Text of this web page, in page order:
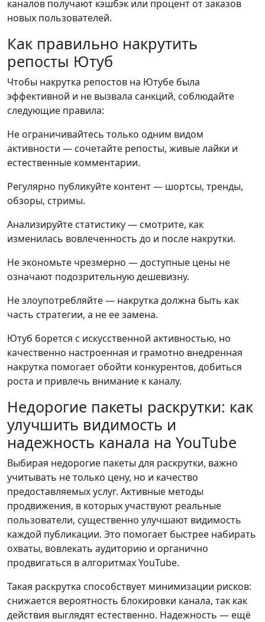
каналов получают кэшбэк или процент от заказов
новых пользователей.
Как правильно накрутить
репосты Ютуб
Чтобы накрутка репостов на Ютубе была
эффективной и не вызвала санкций, соблюдайте
следующие правила:
Не ограничивайтесь только одним видом
активности — сочетайте репосты, живые лайки и
естественные комментарии.
Регулярно публикуйте контент — шортсы, тренды,
обзоры, стримы.
Анализируйте статистику — смотрите, как
изменилась вовлеченность до и после накрутки.
Не экономьте чрезмерно — доступные цены не
означают подозрительную дешевизну.
Не злоупотребляйте — накрутка должна быть как
часть стратегии, а не ее замена.
Ютуб борется с искусственной активностью, но
качественно настроенная и грамотно внедренная
накрутка помогает обойти конкурентов, добиться
роста и привлечь внимание к каналу.
Недорогие пакеты раскрутки: как
улучшить видимость и
надежность канала на YouTube
Выбирая недорогие пакеты для раскрутки, важно
учитывать не только цену, но и качество
предоставляемых услуг. Активные методы
продвижения, в которых участвуют реальные
пользователи, существенно улучшают видимость
каждой публикации. Это помогает быстрее набирать
охваты, вовлекать аудиторию и органично
продвигаться в алгоритмах YouTube.
Такая раскрутка способствует минимизации рисков:
снижается вероятность блокировки канала, так как
действия выглядят естественно. Надежность — ещё